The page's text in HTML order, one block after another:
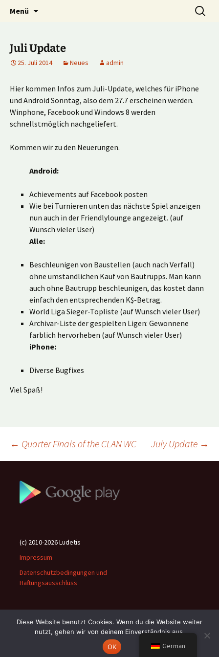
Kick it out!
Multiplayer Football Manager
Menü
Suche
nach:
Juli Update
25. Juli 2014 Neues admin
Hier kommen Infos zum Juli-Update, welches für iPhone
und Android Sonntag, also dem 27.7 erscheinen werden.
Winphone, Facebook und Windows 8 werden
schnellstmöglich nachgeliefert.
Kommen wir zu den Neuerungen.
Android:
Achievements auf Facebook posten
Wie bei Turnieren unten das nächste Spiel anzeigen
nun auch in der Friendlylounge angezeigt. (auf
Wunsch vieler User)
Alle:
Beschleunigen von Baustellen (auch nach Verfall)
ohne umständlichen Kauf von Bautrupps. Man kann
auch ohne Bautrupp beschleunigen, das kostet dann
einfach den entsprechenden K$-Betrag.
World Liga Sieger-Topliste (auf Wunsch vieler User)
Archivar-Liste der gespielten Ligen: Gewonnene
farblich hervorheben (auf Wunsch vieler User)
iPhone:
Diverse Bugfixes
Viel Spaß!
Beitragsnavigation
← Quarter Finals of the CLAN WC July Update →
(c) 2010-2026 Ludetis
Impressum
Datenschutzbedingungen und
Haftungsausschluss
Stolz präsentiert von WordPress German
Diese Website benutzt Cookies. Wenn du die Website weiter
nutzt, gehen wir von deinem Einverständnis aus.
OK